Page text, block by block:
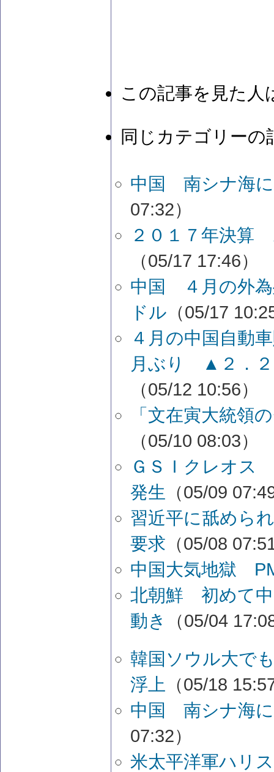
この記事を見た人
同じカテゴリーの
中国 南シナ海
07:32）
２０１７年決算
（05/17 17:46）
中国 ４月の外
ドル （05/17
４月の中国自動
月ぶり ▲２．２
（05/12 10:56）
「文在寅大統領
（05/10 08:03）
ＧＳＩクレオス
発生 （05/09
習近平に舐めら
要求 （05/08
中国大気地獄
北朝鮮 初めて
動き
（05/04
韓国ソウル大で
浮上 （05/18
中国 南シナ海
07:32）
米太平洋軍ハリ